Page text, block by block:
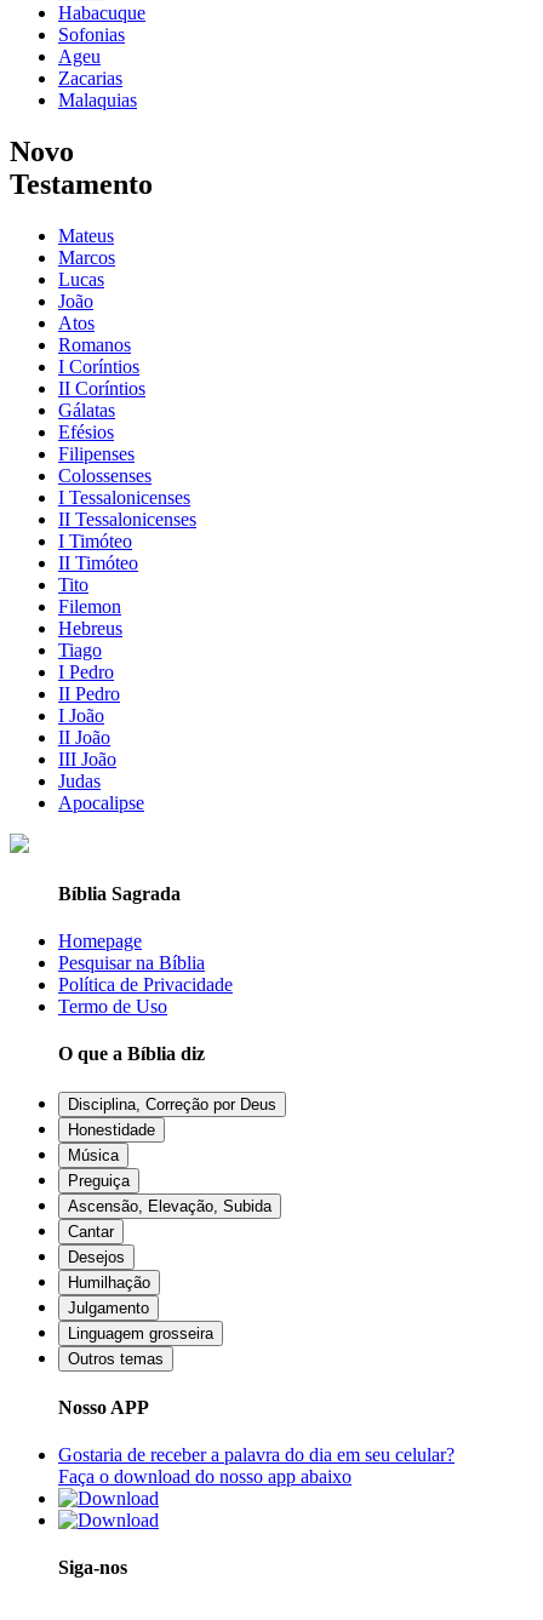
Habacuque
Sofonias
Ageu
Zacarias
Malaquias
Novo
Testamento
Mateus
Marcos
Lucas
João
Atos
Romanos
I Coríntios
II Coríntios
Gálatas
Efésios
Filipenses
Colossenses
I Tessalonicenses
II Tessalonicenses
I Timóteo
II Timóteo
Tito
Filemon
Hebreus
Tiago
I Pedro
II Pedro
I João
II João
III João
Judas
Apocalipse
Bíblia Sagrada
Homepage
Pesquisar na Bíblia
Política de Privacidade
Termo de Uso
O que a Bíblia diz
Disciplina, Correção por Deus
Honestidade
Música
Preguiça
Ascensão, Elevação, Subida
Cantar
Desejos
Humilhação
Julgamento
Linguagem grosseira
Outros temas
Nosso APP
Gostaria de receber a palavra do dia em seu celular?
Faça o download do nosso app abaixo
Siga-nos